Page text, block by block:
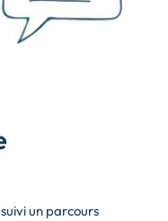
un parcours